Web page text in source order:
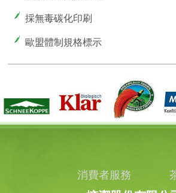
採無毒碳化印刷
歐盟體制規格標示
消費者服務